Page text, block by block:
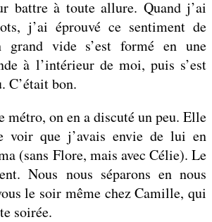
battre à toute allure. Quand j’ai
j’ai éprouvé ce sentiment de
grand vide s’est formé en une
à l’intérieur de moi, puis s’est
C’était bon.
métro, on en a discuté un peu. Elle
voir que j’avais envie de lui en
(sans Flore, mais avec Célie). Le
Nous nous séparons en nous
le soir même chez Camille, qui
soirée.